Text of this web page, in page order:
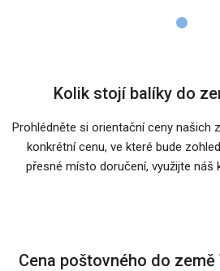
Kolik stojí balíky do
Prohlédněte si orientační ceny našich
konkrétní cenu, ve které bude
přesné místo doručení, využijte náš
Cena poštovného do